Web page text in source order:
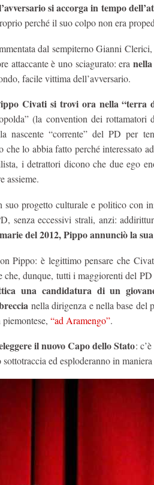
si accorga in tempo
perché il suo colpo non era
dal sempiterno Gianni
attaccante è uno sciagurato: era
facile vittima dell’avversario.
Civati si trovi ora nella “terra
(la convention dei rottamatori
nascente “corrente” del PD per
lo abbia fatto perché interessato
i detrattori dicono che due ego
assieme.
progetto culturale e politico con
senza eccessivi strali, anzi:
del 2012, Pippo annunciò la
Pippo: è legittimo pensare che
dunque, tutti i maggiorenti del
una candidatura di un
nella dirigenza e nella base del
“ad Aramengo”.
il nuovo Capo dello Stato:
ed esploderanno in